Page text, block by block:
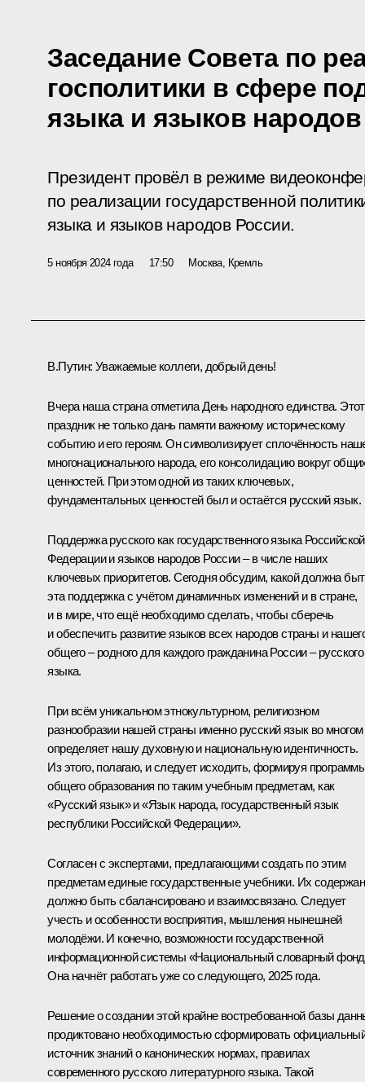
Заседание Совета по
госполитики в сфере
языка и языков
Президент провёл в режиме
по реализации государственной
языка и языков народов России.
5 ноября 2024 года 17:50 Москва, Кремль
В.Путин: Уважаемые коллеги, добрый день!
Вчера наша страна отметила День народного единства. Этот
праздник не только дань памяти важному историческому
событию и его героям. Он символизирует сплочённость
многонационального народа, его консолидацию вокруг
ценностей. При этом одной из таких ключевых,
фундаментальных ценностей был и остаётся русский язык.
Поддержка русского как государственного языка Российской
Федерации и языков народов России – в числе наших
ключевых приоритетов. Сегодня обсудим, какой должна
эта поддержка с учётом динамичных изменений и в стране,
и в мире, что ещё необходимо сделать, чтобы сберечь
и обеспечить развитие языков всех народов страны и
общего – родного для каждого гражданина России – русского
языка.
При всём уникальном этнокультурном, религиозном
разнообразии нашей страны именно русский язык во многом
определяет нашу духовную и национальную идентичность.
Из этого, полагаю, и следует исходить, формируя
общего образования по таким учебным предметам, как
«Русский язык» и «Язык народа, государственный язык
республики Российской Федерации».
Согласен с экспертами, предлагающими создать по этим
предметам единые государственные учебники. Их
должно быть сбалансировано и взаимосвязано. Следует
учесть и особенности восприятия, мышления нынешней
молодёжи. И конечно, возможности государственной
информационной системы «Национальный словарный
Она начнёт работать уже со следующего, 2025 года.
Решение о создании этой крайне востребованной базы
продиктовано необходимостью сформировать
источник знаний о канонических нормах, правилах
современного русского литературного языка. Такой